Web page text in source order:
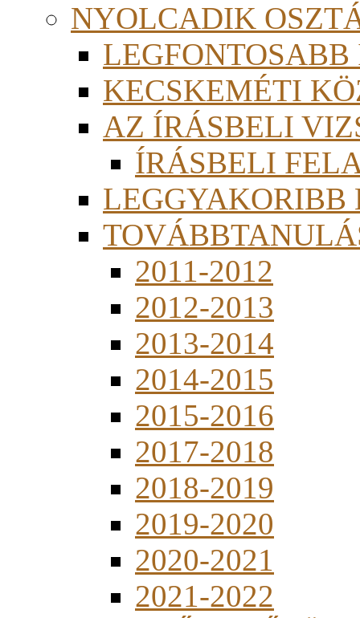
NYOLCADIK
KECSKEMÉTI
AZ ÍRÁSBELI
ÍRÁSBELI
LEGGYAKORIBB
2011-2012
2012-2013
2013-2014
2014-2015
2015-2016
2017-2018
2018-2019
2019-2020
2020-2021
2021-2022